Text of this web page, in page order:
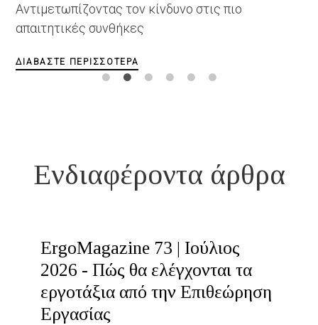
Αντιμετωπίζοντας τον κίνδυνο στις πιο
απαιτητικές συνθήκες
ΔΙΑΒΆΣΤΕ ΠΕΡΙΣΣΌΤΕΡΑ
Ενδιαφέροντα άρθρα
ErgoMagazine 73 | Ιούλιος
2026 - Πώς θα ελέγχονται τα
εργοτάξια από την Επιθεώρηση
Εργασίας